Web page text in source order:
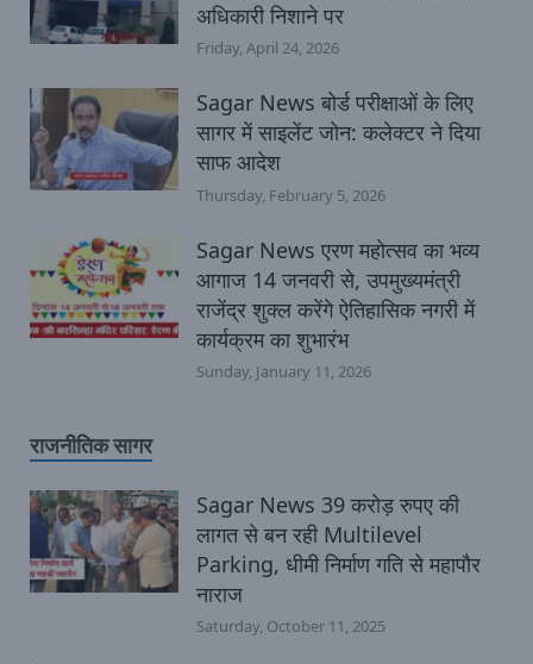
अधिकारी निशाने पर
Friday, April 24, 2026
Sagar News बोर्ड परीक्षाओं के लिए
सागर में साइलेंट जोन: कलेक्टर ने दिया
साफ आदेश
Thursday, February 5, 2026
Sagar News एरण महोत्सव का भव्य
आगाज 14 जनवरी से, उपमुख्यमंत्री
राजेंद्र शुक्ल करेंगे ऐतिहासिक नगरी में
कार्यक्रम का शुभारंभ
Sunday, January 11, 2026
राजनीतिक सागर
Sagar News 39 करोड़ रुपए की
लागत से बन रही Multilevel
Parking, धीमी निर्माण गति से महापौर
नाराज
Saturday, October 11, 2025